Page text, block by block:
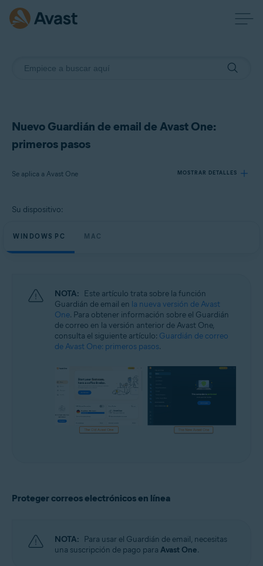
Nuevo Guardián de email de Avast One:
primeros pasos
Se aplica a Avast One MOSTRAR DETALLES
Avast One
Su dispositivo:
WINDOWS PC MAC
NOTA: Este artículo trata sobre la función
Guardián de email en la nueva versión de Avast
One. Para obtener información sobre el Guardián
de correo en la versión anterior de Avast One,
consulta el siguiente artículo: Guardián de correo
de Avast One: primeros pasos.
Proteger correos electrónicos en línea
NOTA: Para usar el Guardián de email, necesitas
una suscripción de pago para Avast One.